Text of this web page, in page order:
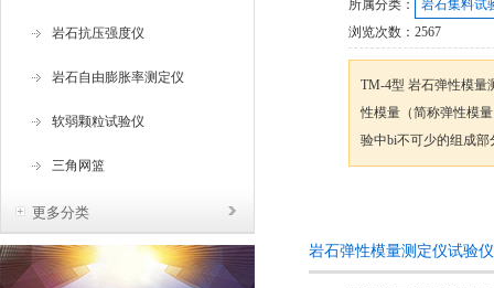
岩石抗压强度仪
岩石自由膨胀率测定仪
软弱颗粒试验仪
三角网篮
更多分类
所属分类：
岩石集料试
浏览次数： 2567
TM-4型 岩石弹性模量
性模量（简称弹性模
验中bi不可少的组成部
岩石弹性模量测定仪试验